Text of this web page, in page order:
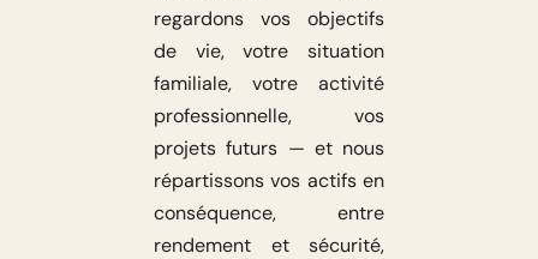
regardons vos objectifs
de vie, votre situation
familiale, votre activité
professionnelle, vos
projets futurs — et nous
répartissons vos actifs en
conséquence, entre
rendement et sécurité,